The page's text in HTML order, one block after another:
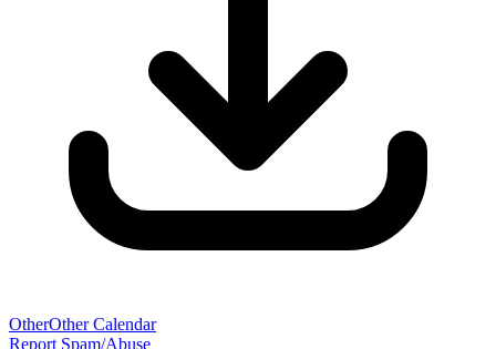
OtherOther Calendar
Report Spam/Abuse